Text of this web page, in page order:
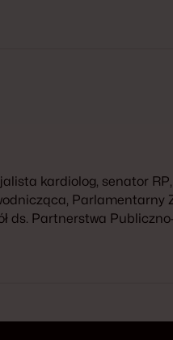
kardiolog, senator
Parlamentarny
ds. Partnerstwa